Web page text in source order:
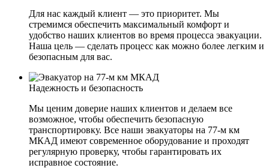
Для нас каждый клиент — это приоритет. Мы
стремимся обеспечить максимальный комфорт и
удобство наших клиентов во время процесса эвакуации.
Наша цель — сделать процесс как можно более легким и
безопасным для вас.
Надежность и безопасность
Мы ценим доверие наших клиентов и делаем все
возможное, чтобы обеспечить безопасную
транспортировку. Все наши эвакуаторы на 77-м км
МКАД имеют современное оборудование и проходят
регулярную проверку, чтобы гарантировать их
исправное состояние.